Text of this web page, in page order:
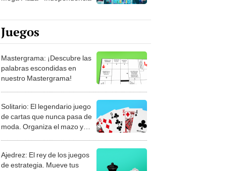
Juegos
palabras escondidas en
nuestro Mastergrama!
de cartas que nunca pasa de
moda. Organiza el mazo y
demuestra tu habilidad.
de estrategia. Mueve tus
piezas, anticipa al rival y